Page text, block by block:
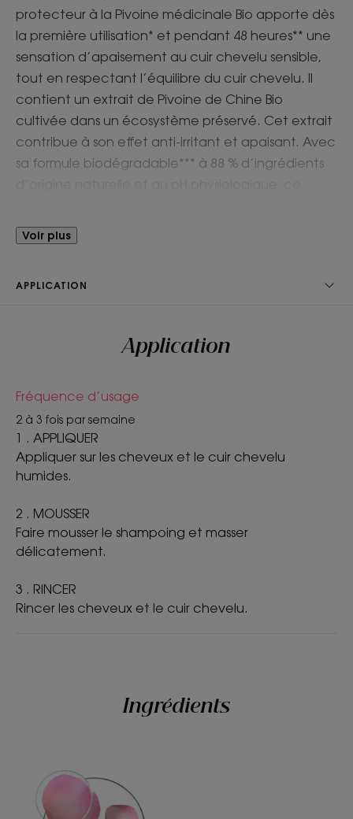
protecteur à la Pivoine médicinale Bio apporte dès
la première utilisation* et pendant 48 heures** une
sensation d’apaisement au cuir chevelu sensible,
tout en respectant l’équilibre du cuir chevelu. Il
contient un extrait de Pivoine de Chine Bio
cultivée dans un écosystème préservé. Cet extrait
contribue à son effet anti-irritant et apaisant. Avec
sa formule biodégradable*** à 88 % d’ingrédients
le cuir chevelu durablement. Il laisse les cheveux
doux et délicatement parfumés.
parfum relaxant est conditionnée dans un flacon
Bénéfices
- Lave : base lavante douce sans tensioactifs
sulfatés pour nettoyer délicatement le cuir
chevelu sensible.
respecter l’équilibre du cuir chevelu et le protéger
durablement.
- Apaise : apporte une sensation d’apaisement
heures**.
Avantage de la texture
Voir plus
APPLICATION
Application
Fréquence d’usage
2 à 3 fois par semaine
1 . APPLIQUER
Appliquer sur les cheveux et le cuir chevelu
humides.
2 . MOUSSER
Faire mousser le shampoing et masser
délicatement.
3 . RINCER
Rincer les cheveux et le cuir chevelu.
Ingrédients